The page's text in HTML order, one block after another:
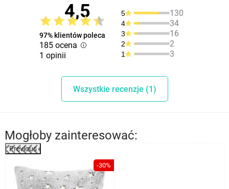
4,5
97% klientów poleca
185 ocena
1 opinii
5 130
4 34
3 16
2 2
1 3
Wszystkie recenzje (1)
Mogłoby zainteresować:
Previous
-30%